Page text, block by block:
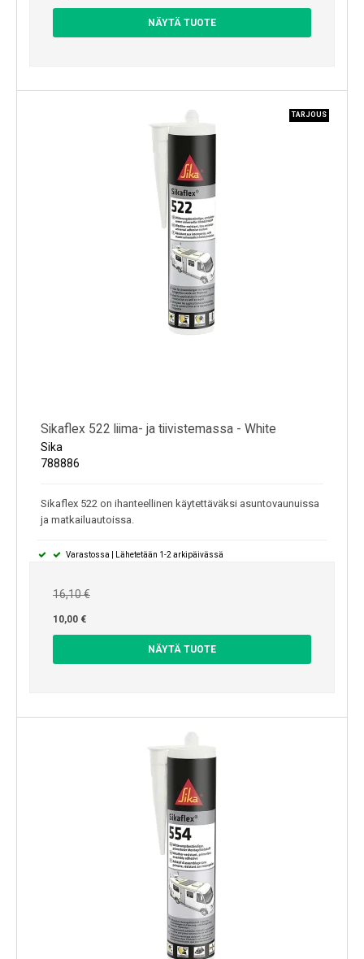
NÄYTÄ TUOTE
TARJOUS
Sikaflex 522 liima- ja tiivistemassa - White
Sika
788886
Sikaflex 522 on ihanteellinen käytettäväksi asuntovaunuissa
ja matkailuautoissa.
Varastossa | Lähetetään 1-2 arkipäivässä
16,10 €
10,00 €
NÄYTÄ TUOTE